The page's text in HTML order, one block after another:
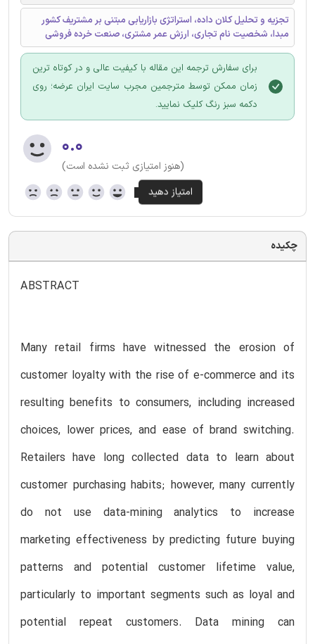
تجزیه و تحلیل کلان داده، استراتژی بازاریابی مبتنی بر مشتریف کشور
مبدا، شخصیت نام تجاری، ارزش عمر مشتری، صنعت خرده فروشی
برای سفارش ترجمه این مقاله با کیفیت عالی و در کوتاه ترین
زمان ممکن توسط مترجمین مجرب سایت ایران عرضه؛ روی
دکمه سبز رنگ کلیک نمایید.
۰.۰
(هنوز امتیازی ثبت نشده است)
چکیده
ABSTRACT
Many retail firms have witnessed the erosion of
customer loyalty with the rise of e-commerce and its
resulting benefits to consumers, including increased
choices, lower prices, and ease of brand switching.
Retailers have long collected data to learn about
customer purchasing habits; however, many currently
do not use data-mining analytics to increase
marketing effectiveness by predicting future buying
patterns and potential customer lifetime value,
particularly to important segments such as loyal and
potential repeat customers. Data mining can